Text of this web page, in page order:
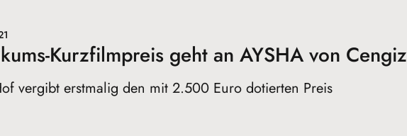
Kurzfilmpreis geht an AYSHA von Cengiz
vergibt erstmalig den mit 2.500 Euro dotierten Preis